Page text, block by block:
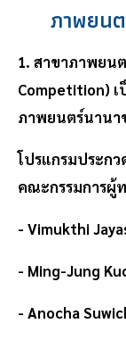
ภาพยน
1. สาขาภาพยน
Competition)
ภาพยนตร์นานาช
โปรแกรมประก
คณะกรรมการผู้
- Vimukthi
- Ming-Jung
- Anocha